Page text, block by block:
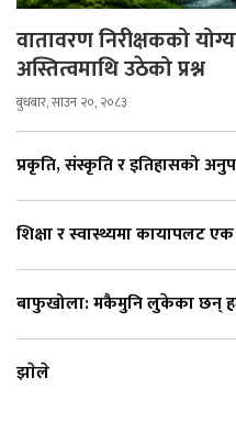
वातावरण निरीक्षकको
अस्तित्वमाथि उठेको प्रश्न
बुधबार, साउन २०, २०८३
प्रकृति, संस्कृति र इतिहासको
शिक्षा र स्वास्थ्यमा कायापलट
बाफुखोला: मकैमुनि लुकेका छन्
झाेले